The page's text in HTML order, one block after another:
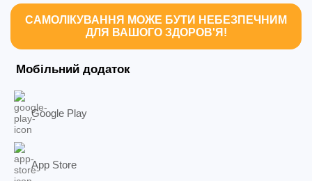
САМОЛІКУВАННЯ МОЖЕ БУТИ НЕБЕЗПЕЧНИМ
ДЛЯ ВАШОГО ЗДОРОВ'Я!
Мобільний додаток
Google Play
App Store